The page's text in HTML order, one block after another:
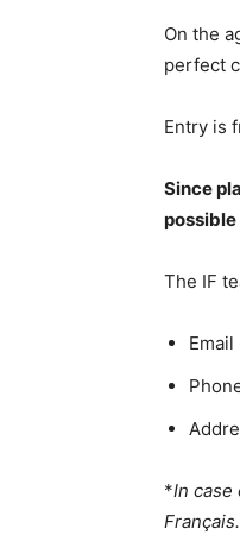
On the
perfect
Entry is
Since
The IF
Email
*In case
Français.